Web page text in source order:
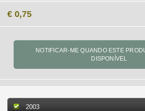
€ 0,75
2003